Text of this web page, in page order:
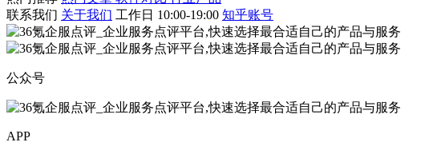
联系我们 关于我们 工作日 10:00-19:00 知乎账号
公众号
APP